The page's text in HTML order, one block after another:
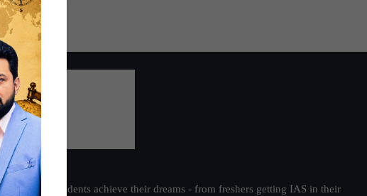
of students achieve their dreams - from freshers getting IAS in their